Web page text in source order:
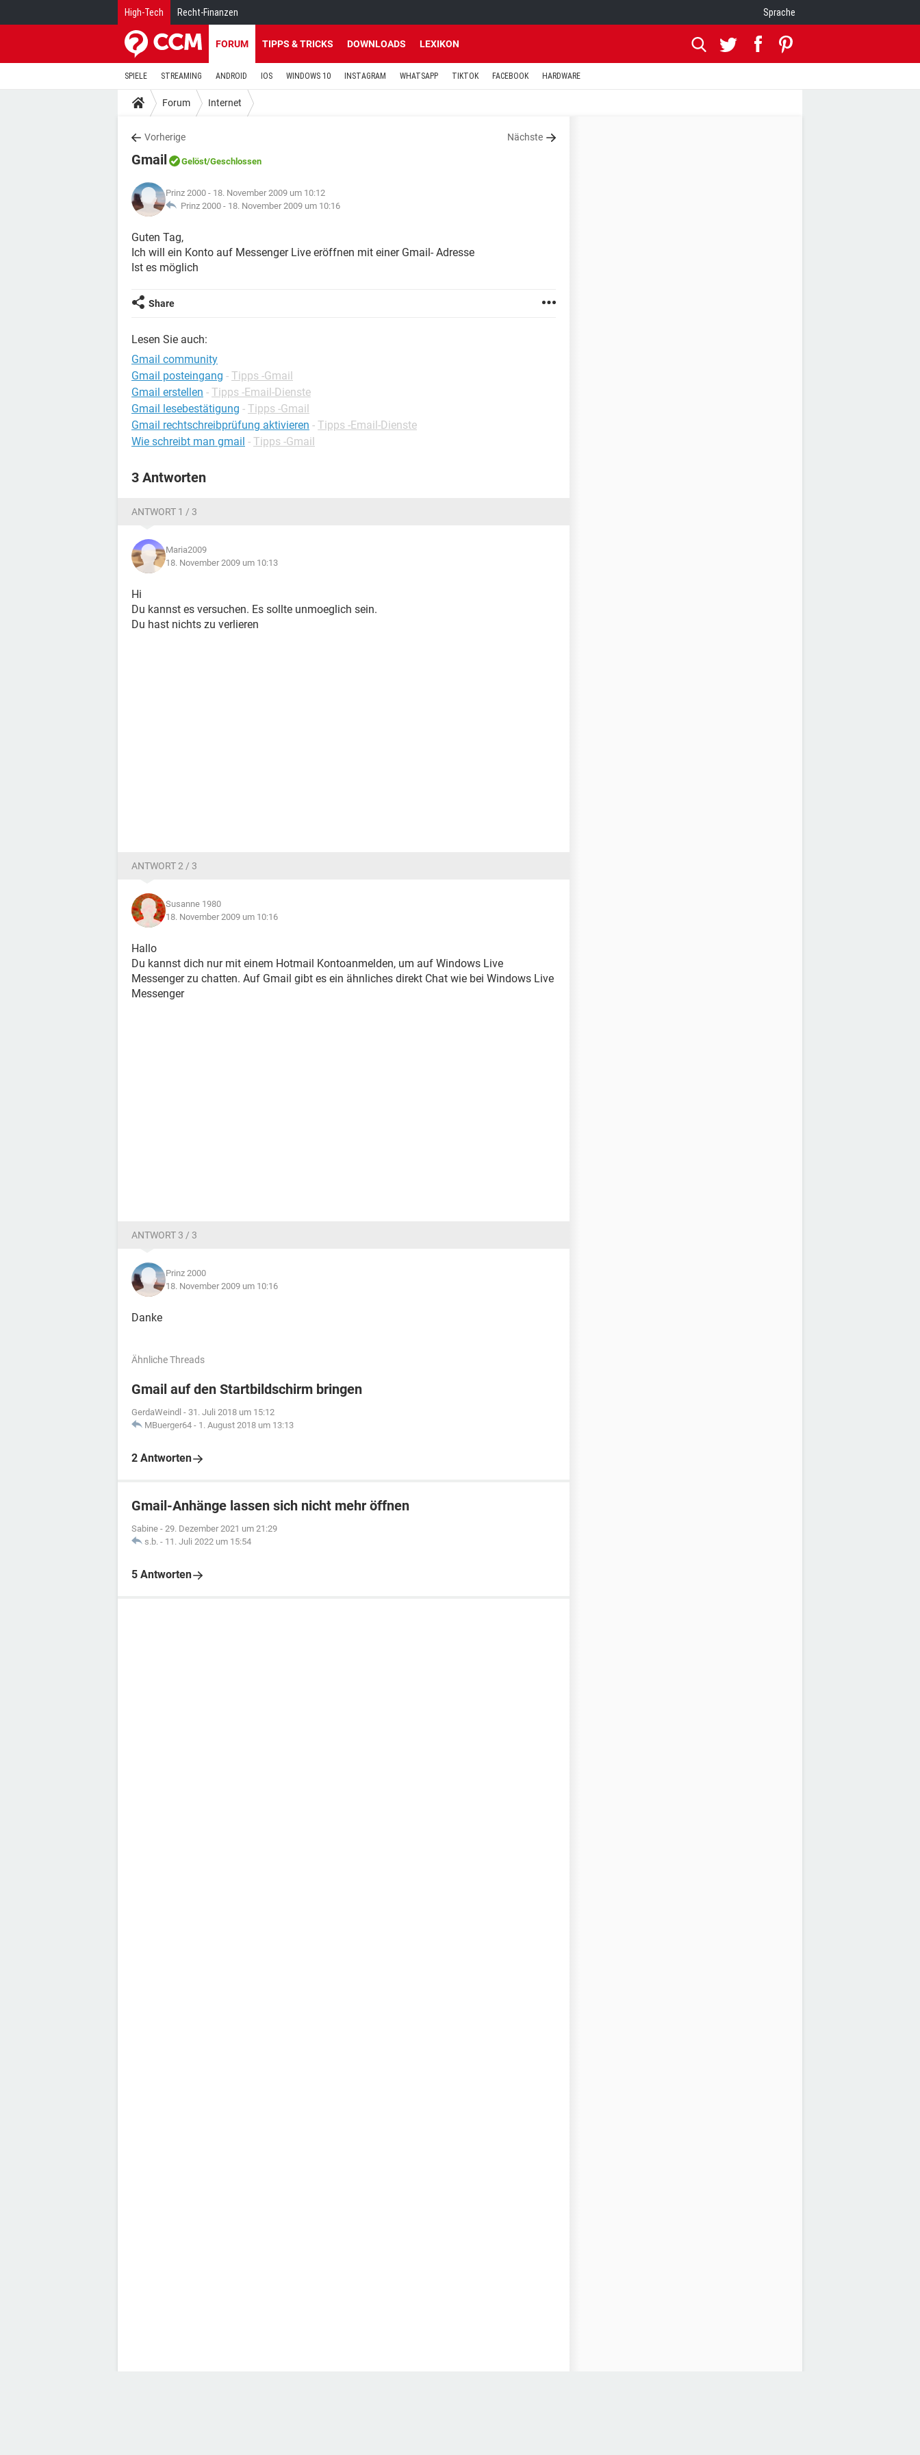
High-Tech Recht-Finanzen Sprache
FORUM TIPPS & TRICKS DOWNLOADS LEXIKON
SPIELE STREAMING ANDROID IOS WINDOWS 10 INSTAGRAM WHATSAPP TIKTOK FACEBOOK HARDWARE
Forum Internet
Vorherige Nächste
Gmail Gelöst/Geschlossen
Prinz 2000 - 18. November 2009 um 10:12
Prinz 2000 - 18. November 2009 um 10:16
Guten Tag,
Ich will ein Konto auf Messenger Live eröffnen mit einer Gmail- Adresse
Ist es möglich
Share
Lesen Sie auch:
Gmail community
Gmail posteingang - Tipps -Gmail
Gmail erstellen - Tipps -Email-Dienste
Gmail lesebestätigung - Tipps -Gmail
Gmail rechtschreibprüfung aktivieren - Tipps -Email-Dienste
Wie schreibt man gmail - Tipps -Gmail
3 Antworten
ANTWORT 1 / 3
Maria2009
18. November 2009 um 10:13
Hi
Du kannst es versuchen. Es sollte unmoeglich sein.
Du hast nichts zu verlieren
ANTWORT 2 / 3
Susanne 1980
18. November 2009 um 10:16
Hallo
Du kannst dich nur mit einem Hotmail Kontoanmelden, um auf Windows Live
Messenger zu chatten. Auf Gmail gibt es ein ähnliches direkt Chat wie bei Windows Live
Messenger
ANTWORT 3 / 3
Prinz 2000
18. November 2009 um 10:16
Danke
Ähnliche Threads
Gmail auf den Startbildschirm bringen
GerdaWeindl - 31. Juli 2018 um 15:12
MBuerger64 - 1. August 2018 um 13:13
2 Antworten
Gmail-Anhänge lassen sich nicht mehr öffnen
Sabine - 29. Dezember 2021 um 21:29
s.b. - 11. Juli 2022 um 15:54
5 Antworten